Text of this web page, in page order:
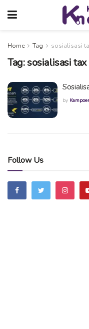
Home Tag sosialisasi
Tag:sosialisasi
by
Follow Us